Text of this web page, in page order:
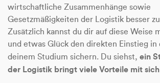
wirtschaftliche Zusammenhänge sowie
Gesetzmäßigkeiten der Logistik besser
Zusätzlich kannst du dir auf diese Weise
und etwas Glück den direkten Einstieg in
deinem Studium sichern. Du siehst, ein
der Logistik bringt viele Vorteile mit